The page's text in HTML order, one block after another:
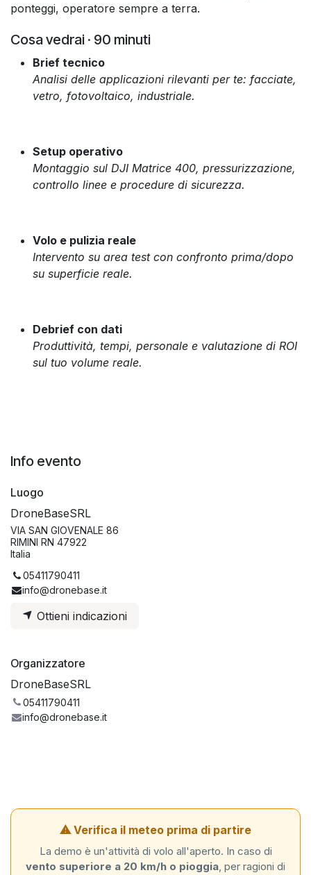
ponteggi, operatore sempre a terra.
Cosa vedrai · 90 minuti
Brief tecnico
Analisi delle applicazioni rilevanti per te: facciate,
vetro, fotovoltaico, industriale.
Setup operativo
Montaggio sul DJI Matrice 400, pressurizzazione,
controllo linee e procedure di sicurezza.
Volo e pulizia reale
Intervento su area test con confronto prima/dopo
su superficie reale.
Debrief con dati
Produttività, tempi, personale e valutazione di ROI
sul tuo volume reale.
Info evento
Luogo
DroneBaseSRL
VIA SAN GIOVENALE 86
RIMINI RN 47922
Italia
05411790411
info@dronebase.it
Ottieni indicazioni
Organizzatore
DroneBaseSRL
05411790411
info@dronebase.it
⚠ Verifica il meteo prima di partire
La demo è un'attività di volo all'aperto. In caso di
vento superiore a 20 km/h o pioggia, per ragioni di